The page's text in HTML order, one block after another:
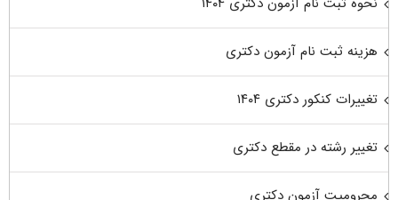
هزینه ثبت نام آزمون دکتری
تغییرات کنکور دکتری ۱۴۰۴
تغییر رشته در مقطع دکتری